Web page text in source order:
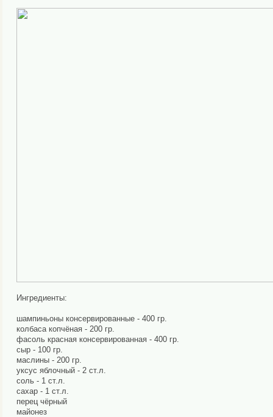
Ингредиенты:
шампиньоны консервированные - 400 гр.
колбаса копчёная - 200 гр.
фасоль красная консервированная - 400 гр.
сыр - 100 гр.
маслины - 200 гр.
уксус яблочный - 2 ст.л.
соль - 1 ст.л.
сахар - 1 ст.л.
перец чёрный
майонез